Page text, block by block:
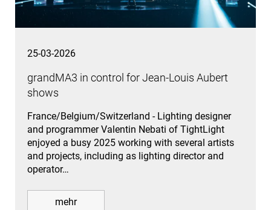
25-03-2026
grandMA3 in control for Jean-Louis Aubert
shows
France/Belgium/Switzerland - Lighting designer
and programmer Valentin Nebati of TightLight
enjoyed a busy 2025 working with several artists
and projects, including as lighting director and
operator…
mehr